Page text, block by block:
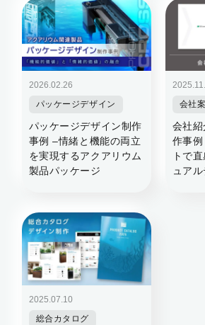
2026.02.26
パッケージデザイン
パッケージデザイン制作
事例 –情緒と機能の両立
を実現するアクアリウム
製品パッケージ
会社
会社紹
作事
トで
ュア
2025.07.10
総合カタログ